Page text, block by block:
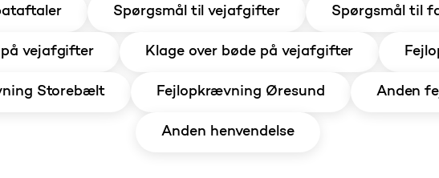
Spørgsmål til vejafgifter Spørgsmål til
vejafgifter Klage over bøde på vejafgifter
Storebælt Fejlopkrævning Øresund Anden
Anden henvendelse